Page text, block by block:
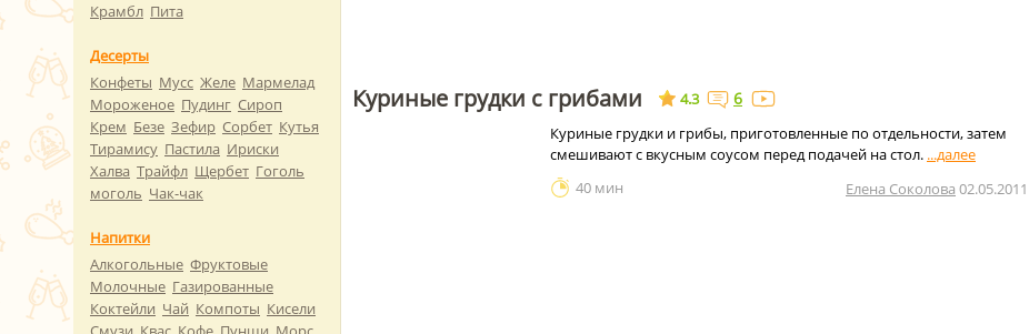
Куриные грудки с грибами 4.3 6
Куриные грудки и грибы, приготовленные по отдельности, затем
смешивают с вкусным соусом перед подачей на стол.
40 мин
Елена Соколова 02.05.2011
Крамбл Пита
Десерты
Конфеты Мусс Желе Мармелад
Мороженое Пудинг Сироп
Крем Безе Зефир Сорбет Кутья
Тирамису Пастила Ириски
Халва Трайфл Щербет Гоголь
моголь Чак-чак
Напитки
Алкогольные Фруктовые
Молочные Газированные
Коктейли Чай Компоты Кисели